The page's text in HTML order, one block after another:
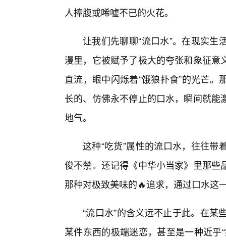
人捧腹或唏嘘不已的火花。
让我们先聊聊“流口水”。在现实
漫里，它被赋予了极大的夸张和象征
直流，眼中闪烁着“饿狼扑食”的光芒
长的、仿佛永不停止的口水，瞬间就
地气。
这种“吃货”属性的流口水，往往
俊不禁。还记得《中华小当家》里那
那种对极致美味的🔥追求，通过口水这
“流口水”的含义远不止于此。在
某件东西的极端迷恋，甚至是一种近